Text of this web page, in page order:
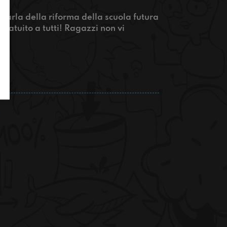
della riforma della scuola futura
a tutti! Ragazzi non vi